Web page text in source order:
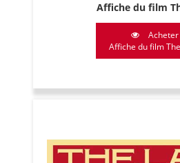
Affiche du film
Acheter
Affiche du film